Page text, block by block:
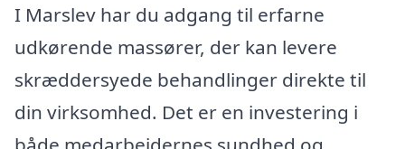
I Marslev har du adgang til erfarne
udkørende massører, der kan levere
skræddersyede behandlinger direkte til
din virksomhed. Det er en investering i